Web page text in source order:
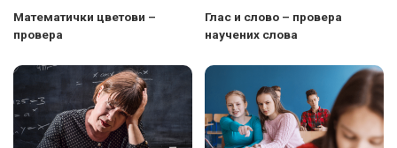
Maтематички цветови –
провера
Глас и слово – провера
научених слова